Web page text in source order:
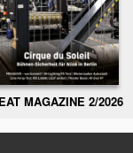
MAGAZINE 2/2026